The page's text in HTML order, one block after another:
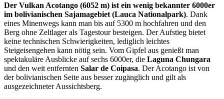
Der Vulkan Acotango (6052 m) ist ein wenig bekannter 6000er
im bolivianischen Sajamagebiet (Lauca Nationalpark). Dank
eines Minenwegs kann man bis auf 5300 m hochfahren und den
Berg ohne Zeltlager als Tagestour besteigen. Der Aufstieg bietet
keine technischen Schwierigkeiten, lediglich leichtes
Steigeisengehen kann nötig sein. Vom Gipfel aus genießt man
spektakuläre Ausblicke auf sechs 6000er, die Laguna Chungara
und den weit entfernten Salar de Coipasa. Der Acotango ist von
der bolivianischen Seite aus besser zugänglich und gilt als
ausgezeichneter Aussichtsberg.